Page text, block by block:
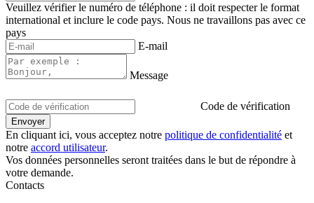
Veuillez vérifier le numéro de téléphone : il doit respecter le format
international et inclure le code pays. Nous ne travaillons pas avec ce
pays
E-mail
Message
Code de vérification
En cliquant ici, vous acceptez notre politique de confidentialité et
notre accord utilisateur.
Vos données personnelles seront traitées dans le but de répondre à
votre demande.
Contacts